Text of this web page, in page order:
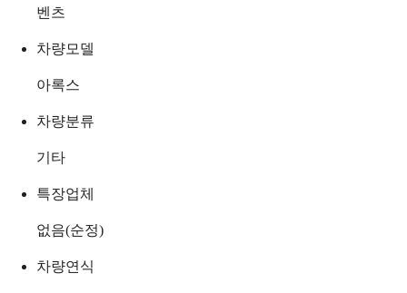
벤츠
차량모델
아록스
차량분류
기타
특장업체
없음(순정)
차량연식